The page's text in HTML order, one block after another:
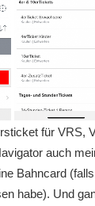
für VRS,
auch
Bahncard
habe). Und